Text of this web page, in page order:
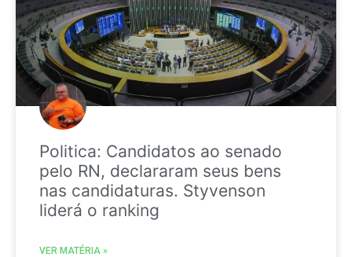
Politica: Candidatos ao senado
pelo RN, declararam seus bens
nas candidaturas. Styvenson
liderá o ranking
VER MATÉRIA »